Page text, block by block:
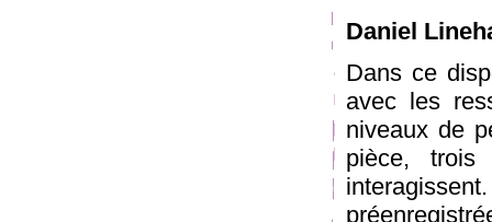
Daniel
Dans ce
avec les
niveaux de
pièce, trois